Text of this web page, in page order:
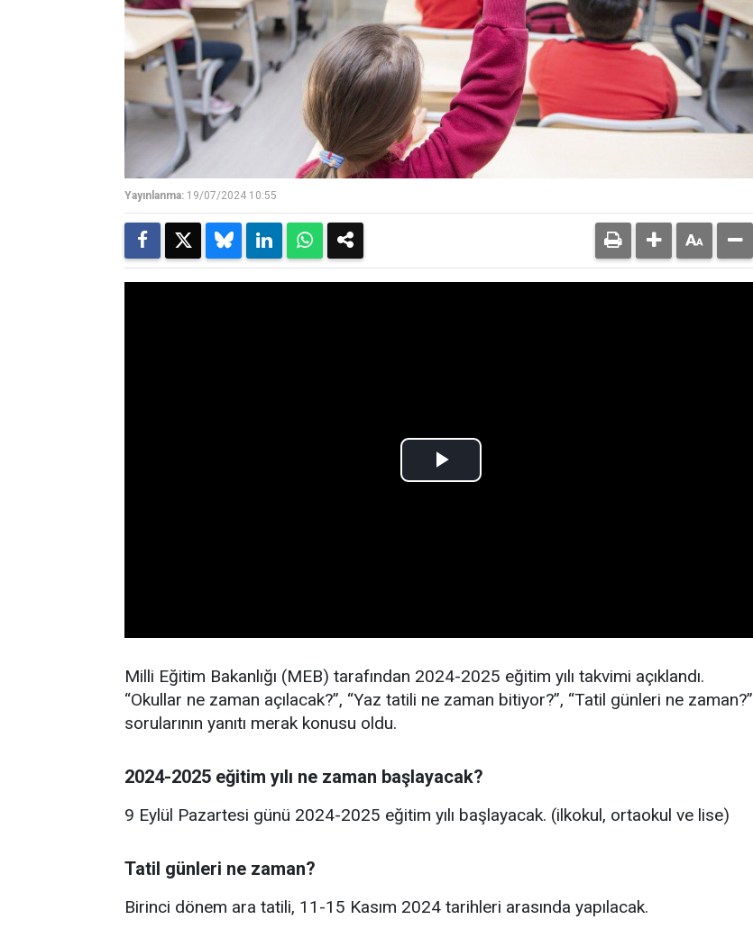
Yayınlanma: 19/07/2024 10:55
Milli Eğitim Bakanlığı (MEB) tarafından 2024-2025 eğitim yılı takvimi açıklandı.
“Okullar ne zaman açılacak?”, “Yaz tatili ne zaman bitiyor?”, “Tatil günleri ne zaman?”
sorularının yanıtı merak konusu oldu.
2024-2025 eğitim yılı ne zaman başlayacak?
9 Eylül Pazartesi günü 2024-2025 eğitim yılı başlayacak. (ilkokul, ortaokul ve lise)
Tatil günleri ne zaman?
Birinci dönem ara tatili, 11-15 Kasım 2024 tarihleri arasında yapılacak.